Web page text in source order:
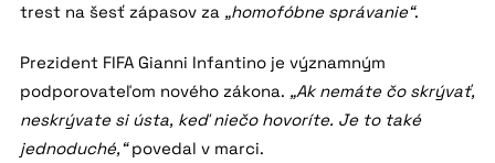
trest na šesť zápasov za„homofóbne správanie“.
Prezident FIFA Gianni Infantino je významným
podporovateľom nového zákona. „Ak nemáte čo skrývať,
neskrývate si ústa, keď niečo hovoríte. Je to také
jednoduché,“povedal v marci.